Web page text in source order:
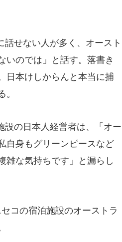
せない人が多く、オースト
いのでは」と話す。落書き
日本けしからんと本当に捕
の日本人経営者は、「オー
自身もグリーンピースなど
雑な気持ちです」と漏らし
コの宿泊施設のオーストラ